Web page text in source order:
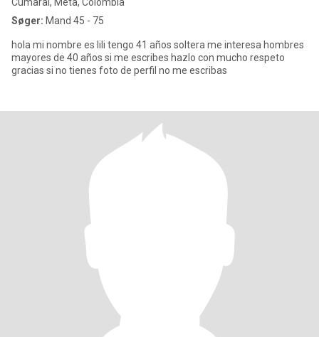
Søger: Mand 45 - 75
hola mi nombre es lili tengo 41 años soltera me interesa hombres
mayores de 40 años si me escribes hazlo con mucho respeto
gracias si no tienes foto de perfil no me escribas